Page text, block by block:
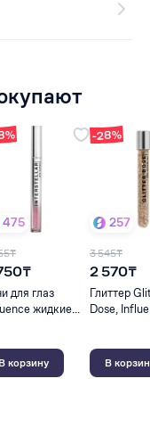
475
для глаз
жидкие...
В корзину
-28%
257
3 545₸
2 570₸
Глиттер
Dose,
В